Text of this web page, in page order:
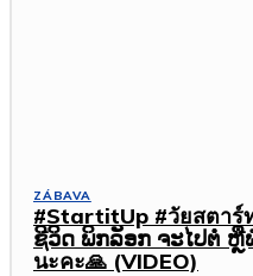
ZÁBAVA
#StartitUp #วัยสตาร์
ຊີວິດ ພິກລັອກ ຈະໄປຕໍ່ ຫຼື
นะคะ🙏 (VIDEO)